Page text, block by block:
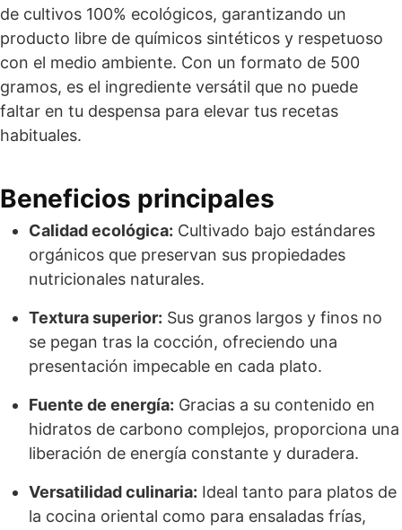
de cultivos 100% ecológicos, garantizando un
producto libre de químicos sintéticos y respetuoso
con el medio ambiente. Con un formato de 500
gramos, es el ingrediente versátil que no puede
faltar en tu despensa para elevar tus recetas
habituales.
Beneficios principales
Calidad ecológica: Cultivado bajo estándares
orgánicos que preservan sus propiedades
nutricionales naturales.
Textura superior: Sus granos largos y finos no
se pegan tras la cocción, ofreciendo una
presentación impecable en cada plato.
Fuente de energía: Gracias a su contenido en
hidratos de carbono complejos, proporciona una
liberación de energía constante y duradera.
Versatilidad culinaria: Ideal tanto para platos de
la cocina oriental como para ensaladas frías,